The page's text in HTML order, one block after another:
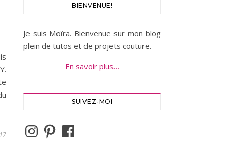
BIENVENUE!
Je suis Moïra. Bienvenue sur mon blog
plein de tutos et de projets couture.
En savoir plus…
SUIVEZ-MOI
Instagram
PinterestFacebook